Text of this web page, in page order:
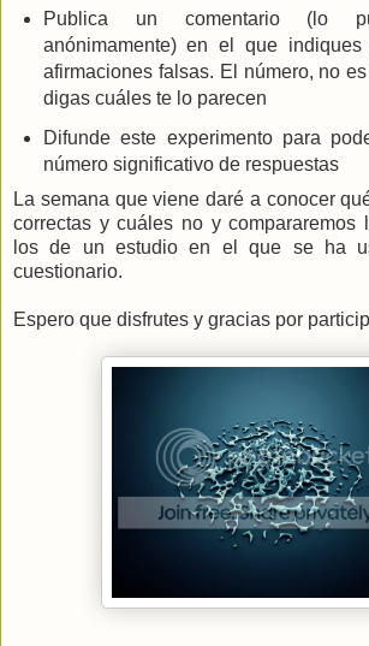
Publica un comentario (lo
anónimamente) en el que
afirmaciones falsas. El número, no
digas cuáles te lo parecen
Difunde este experimento para
número significativo de respuestas
La semana que viene daré a conocer
correctas y cuáles no y compararemos
los de un estudio en el que se ha
cuestionario.
Espero que disfrutes y gracias por